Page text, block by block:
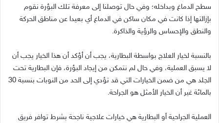
سطح الدماغ وبداخله؛ وفي حال توصلنا إلى معرفة تلك البؤرة نقوم
بإزالتها إذا كانت في مكان ساكن في الدماغ أي بعيدا عن مناطق الحركة
والنطق والإحساس والرؤية والذاكرة.
بالنسبة لخيار العلاج بواسطة البطارية، يجب أن أؤكد أن هذا الخيار يجب أن
لا يسبق العملية، وفي حال لم نتمكن من إيجاد البؤرة، فإن البطارية تحت
الجلد هي من ضمن الخيارات التي قد تؤدي إلى الحد من النوبات بنسبة 30
بالمائة غير أن الخيار الأمثل هو الجراحة.
العملية الجراحية أو البطارية هي خيارات علاجية ناجحة بشرط توافر فريق